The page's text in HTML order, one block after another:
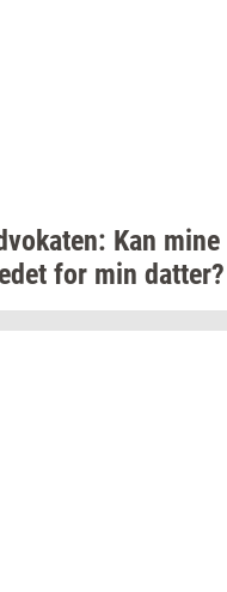
Kan mine
for min dat­ter?